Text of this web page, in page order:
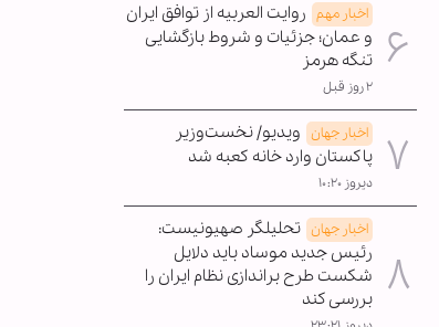
اخبار مهم روایت العربیه از توافق ایران
و عمان؛ جزئیات و شروط بازگشایی
تنگه هرمز
۲ روز قبل
اخبار جهان ویدیو/ نخست‌وزیر
پاکستان وارد خانه کعبه شد
دیروز ۱۰:۲۰
اخبار جهان تحلیلگر صهیونیست:
رئیس جدید موساد باید دلایل
شکست طرح براندازی نظام ایران را
بررسی کند